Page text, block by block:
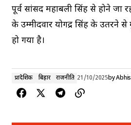
पूर्व सांसद महाबली सिंह से होने जा
के उम्मीदवार योगेंद्र सिंह के उतरने
हो गया है।
प्रादेशिक बिहार राजनीति 21/10/2025by